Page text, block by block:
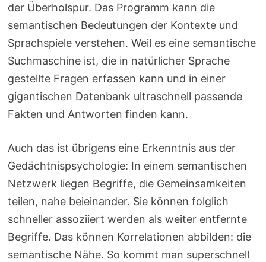
der Überholspur. Das Programm kann die
semantischen Bedeutungen der Kontexte und
Sprachspiele verstehen. Weil es eine semantische
Suchmaschine ist, die in natürlicher Sprache
gestellte Fragen erfassen kann und in einer
gigantischen Datenbank ultraschnell passende
Fakten und Antworten finden kann.
Auch das ist übrigens eine Erkenntnis aus der
Gedächtnispsychologie: In einem semantischen
Netzwerk liegen Begriffe, die Gemeinsamkeiten
teilen, nahe beieinander. Sie können folglich
schneller assoziiert werden als weiter entfernte
Begriffe. Das können Korrelationen abbilden: die
semantische Nähe. So kommt man superschnell